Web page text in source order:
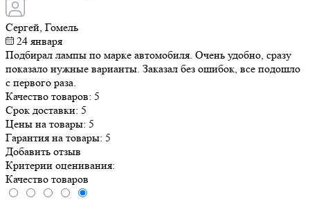
Сергей, Гомель
24 января
Подбирал лампы по марке автомобиля. Очень удобно, сразу
показало нужные варианты. Заказал без ошибок, все подошло с
первого раза.
Качество товаров:5
Срок доставки:5
Цены на товары:5
Гарантия на товары:
Добавить отзыв
Критерии оценивания:
Качество товаров
Срок доставки